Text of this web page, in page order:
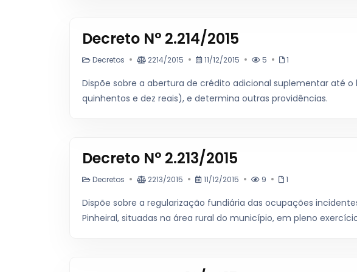
Decreto N° 2.214/2015
Decretos 2214/2015 11/12/2015 5 1
Dispõe sobre a abertura de crédito adicional suplementar até o
quinhentos e dez reais), e determina outras providências.
Decreto N° 2.213/2015
Decretos 2213/2015 11/12/2015 9 1
Dispõe sobre a regularização fundiária das ocupações
Pinheiral, situadas na área rural do município, em pleno